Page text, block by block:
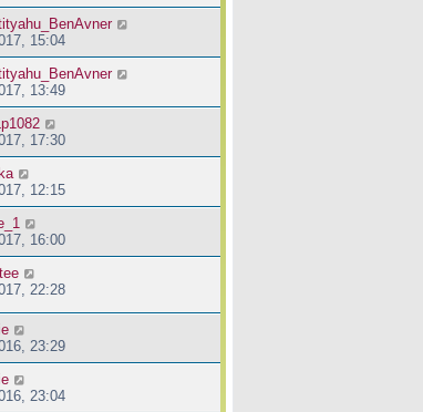
15:04
13:49
17:30
12:15
16:00
22:28
23:29
23:04